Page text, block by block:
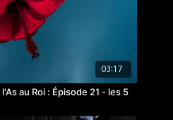
03:17
au Roi : Épisode 21 - les 5